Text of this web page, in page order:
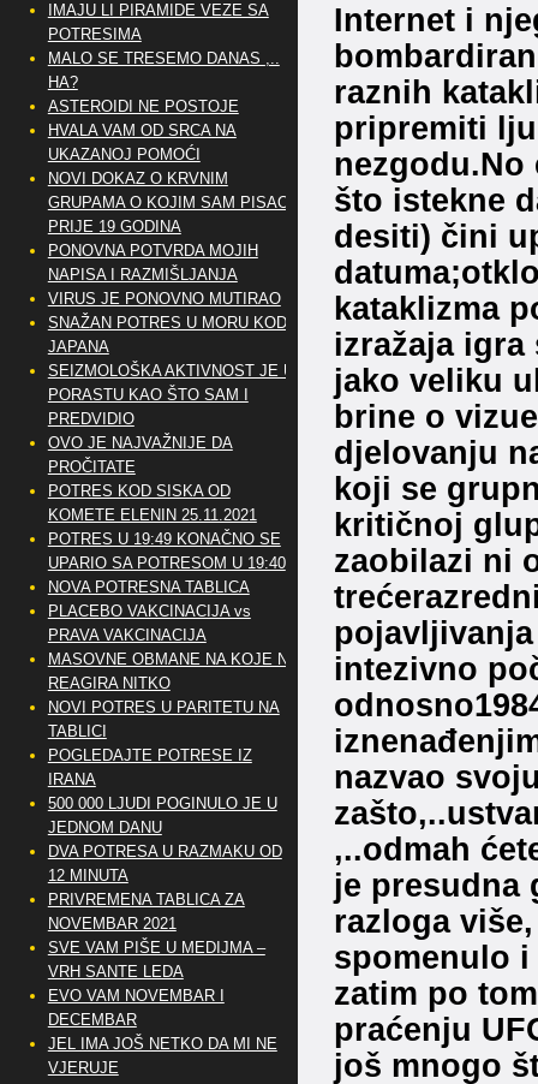
Internet i
raznih
pripremiti
nezgodu.No
što istekne
desiti) čini
kataklizma
izražaja
jako veliku
brine o
djelovanju
koji se
kritičnoj
zaobilazi ni
intezivno
nazvao
,..odmah
je presudna
razloga
spomenulo i
zatim po
praćenju
još mnogo
IMAJU LI PIRAMIDE VEZE SA
POTRESIMA
MALO SE TRESEMO DANAS ,..
HA?
ASTEROIDI NE POSTOJE
HVALA VAM OD SRCA NA
UKAZANOJ POMOĆI
NOVI DOKAZ O KRVNIM
GRUPAMA O KOJIM SAM PISAO
PRIJE 19 GODINA
PONOVNA POTVRDA MOJIH
NAPISA I RAZMIŠLJANJA
VIRUS JE PONOVNO MUTIRAO
SNAŽAN POTRES U MORU KOD
JAPANA
SEIZMOLOŠKA AKTIVNOST JE U
PORASTU KAO ŠTO SAM I
PREDVIDIO
OVO JE NAJVAŽNIJE DA
PROČITATE
POTRES KOD SISKA OD
KOMETE ELENIN 25.11.2021
POTRES U 19:49 KONAČNO SE
UPARIO SA POTRESOM U 19:40
NOVA POTRESNA TABLICA
PLACEBO VAKCINACIJA vs
PRAVA VAKCINACIJA
MASOVNE OBMANE NA KOJE NE
REAGIRA NITKO
NOVI POTRES U PARITETU NA
TABLICI
POGLEDAJTE POTRESE IZ
IRANA
500 000 LJUDI POGINULO JE U
JEDNOM DANU
DVA POTRESA U RAZMAKU OD
12 MINUTA
PRIVREMENA TABLICA ZA
NOVEMBAR 2021
SVE VAM PIŠE U MEDIJMA –
VRH SANTE LEDA
EVO VAM NOVEMBAR I
DECEMBAR
JEL IMA JOŠ NETKO DA MI NE
VJERUJE